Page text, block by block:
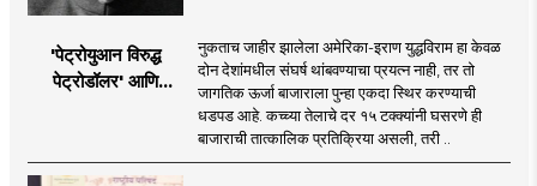
'पेट्रोयुआन विरुद्ध
पेट्रोडॉलर' आणि
नुकताच जाहीर झालेला अमेरिका-इराण युद्धविराम हा केवळ
दोन देशांमधील संघर्ष थांबवण्याचा प्रयत्न नाही, तर तो
जागतिक ऊर्जा बाजाराला पुन्हा एकदा स्थिर करण्याची
धडपड आहे. कच्च्या तेलाचे दर १५ टक्क्यांनी घसरणे ही
बाजाराची तात्कालिक प्रतिक्रिया असली, तरी ..